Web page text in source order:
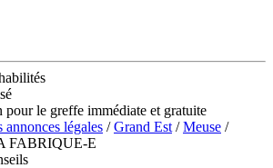
pour le greffe immédiate et gratuite
annonces légales /Grand Est /Meuse /
FABRIQUE-E